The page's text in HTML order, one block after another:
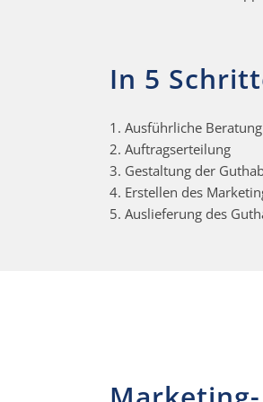
In 5
1. Ausführliche
2. Auftragserteilung
3. Gestaltung der
4. Erstellen des
5. Auslieferung des